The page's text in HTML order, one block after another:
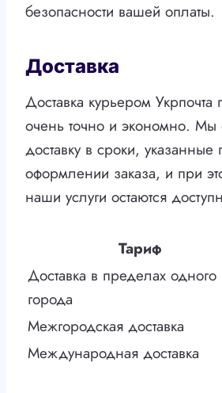
безопасности вашей оплаты.
Доставка
Доставка курьером Укрпочта
очень точно и экономно. Мы
доставку в сроки, указанные
оформлении заказа, и при
наши услуги остаются
Тариф
Доставка в пределах одного
города
Межгородская доставка
Международная доставка